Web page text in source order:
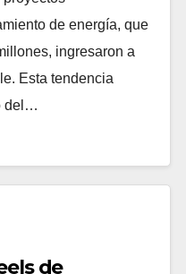
de energía, que
ingresaron a
Esta tendencia
del…
de